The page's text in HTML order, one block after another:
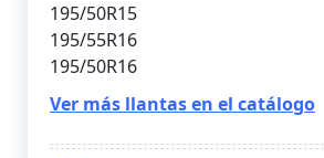
195/50R15
195/55R16
195/50R16
Ver más llantas en el catálogo